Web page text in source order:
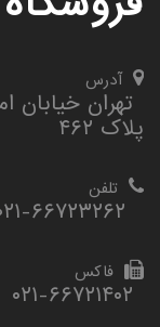
آدرس
تهران خیابان
پلاک ۴۶۲
تلفن
فاکس
۰۲۱-۶۶۷۲۱۴۰۲